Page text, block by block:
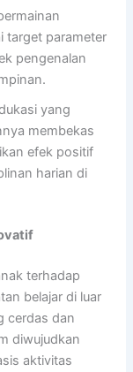
target parameter
pengenalan
yang
membekas
efek positif
harian di
terhadap
belajar di luar
cerdas dan
diwujudkan
aktivitas